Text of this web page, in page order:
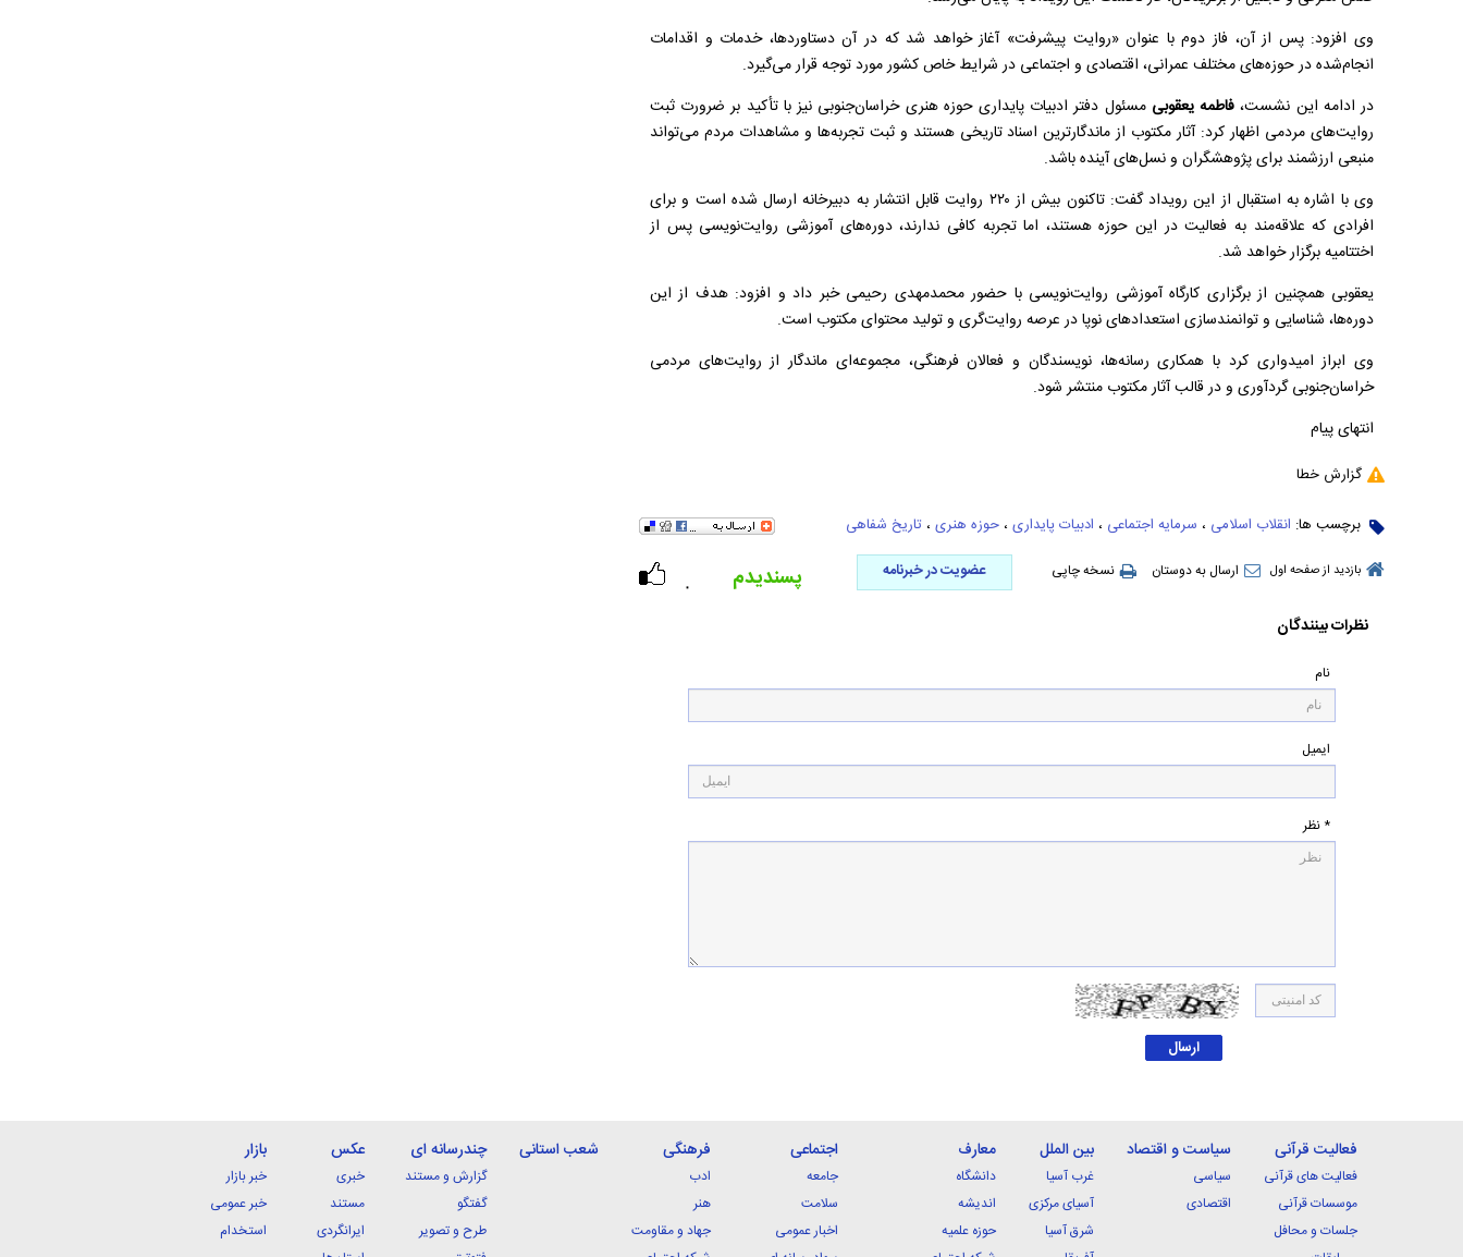
وی افزود: پس از آن، فاز دوم با عنوان «روایت پیشرفت» آغاز خواهد شد که در آن دستاوردها، خدمات و اقدامات
انجام‌شده در حوزه‌های مختلف عمرانی، اقتصادی و اجتماعی در شرایط خاص کشور مورد توجه قرار می‌گیرد.
در ادامه این نشست،فاطمه یعقوبی مسئول دفتر ادبیات پایداری حوزه هنری خراسان‌جنوبی نیز با تأکید بر ضرورت ثبت
روایت‌های مردمی اظهار کرد: آثار مکتوب از ماندگارترین اسناد تاریخی هستند و ثبت تجربه‌ها و مشاهدات مردم می‌تواند
منبعی ارزشمند برای پژوهشگران و نسل‌های آینده باشد.
وی با اشاره به استقبال از این رویداد گفت: تاکنون بیش از ۲۲۰ روایت قابل انتشار به دبیرخانه ارسال شده است و برای
افرادی که علاقه‌مند به فعالیت در این حوزه هستند، اما تجربه کافی ندارند، دوره‌های آموزشی روایت‌نویسی پس از
اختتامیه برگزار خواهد شد.
یعقوبی همچنین از برگزاری کارگاه آموزشی روایت‌نویسی با حضور محمدمهدی رحیمی خبر داد و افزود: هدف از این
دوره‌ها، شناسایی و توانمندسازی استعدادهای نوپا در عرصه روایت‌گری و تولید محتوای مکتوب است.
وی ابراز امیدواری کرد با همکاری رسانه‌ها، نویسندگان و فعالان فرهنگی، مجموعه‌ای ماندگار از روایت‌های مردمی
خراسان‌جنوبی گردآوری و در قالب آثار مکتوب منتشر شود.
انتهای پیام
گزارش خطا
برچسب ها: انقلاب اسلامی ، سرمایه اجتماعی ، ادبیات پایداری ، حوزه هنری ، تاریخ شفاهی
بازدید از صفحه اول ارسال به دوستان نسخه چاپی عضویت در خبرنامه
۰ پسندیدم
نظرات بینندگان
نام
ایمیل
* نظر
فعالیت قرآنی
فعالیت های قرآنی
موسسات قرآنی
جلسات و محافل
سیاست و اقتصاد
سیاسی
اقتصادی
بین الملل
غرب آسیا
آسیای مرکزی
شرق آسیا
معارف
دانشگاه
اندیشه
حوزه علمیه
اجتماعی
جامعه
سلامت
اخبار عمومی
فرهنگی
ادب
هنر
جهاد و مقاومت
شعب استانی چندرسانه ای
گزارش و مستند
گفتگو
طرح و تصویر
عکس
خبری
مستند
ایرانگردی
بازار
خبر بازار
خبر عمومی
استخدام